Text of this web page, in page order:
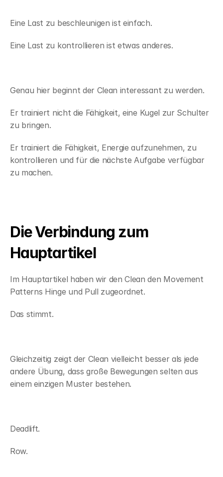
Eine Last zu beschleunigen ist einfach.
Eine Last zu kontrollieren ist etwas anderes.
Genau hier beginnt der Clean interessant zu werden.
Er trainiert nicht die Fähigkeit, eine Kugel zur Schulter
zu bringen.
Er trainiert die Fähigkeit, Energie aufzunehmen, zu
kontrollieren und für die nächste Aufgabe verfügbar
zu machen.
Die Verbindung zum
Hauptartikel
Im Hauptartikel haben wir den Clean den Movement
Patterns Hinge und Pull zugeordnet.
Das stimmt.
Gleichzeitig zeigt der Clean vielleicht besser als jede
andere Übung, dass große Bewegungen selten aus
einem einzigen Muster bestehen.
Deadlift.
Row.